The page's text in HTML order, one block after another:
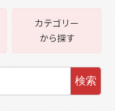
カテゴリー
から探す
検索